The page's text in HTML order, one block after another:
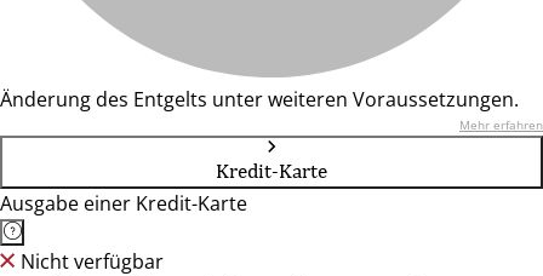
Änderung des Entgelts unter weiteren Voraussetzungen.
Mehr erfahren
Kredit-Karte
Ausgabe einer Kredit-Karte
Nicht verfügbar